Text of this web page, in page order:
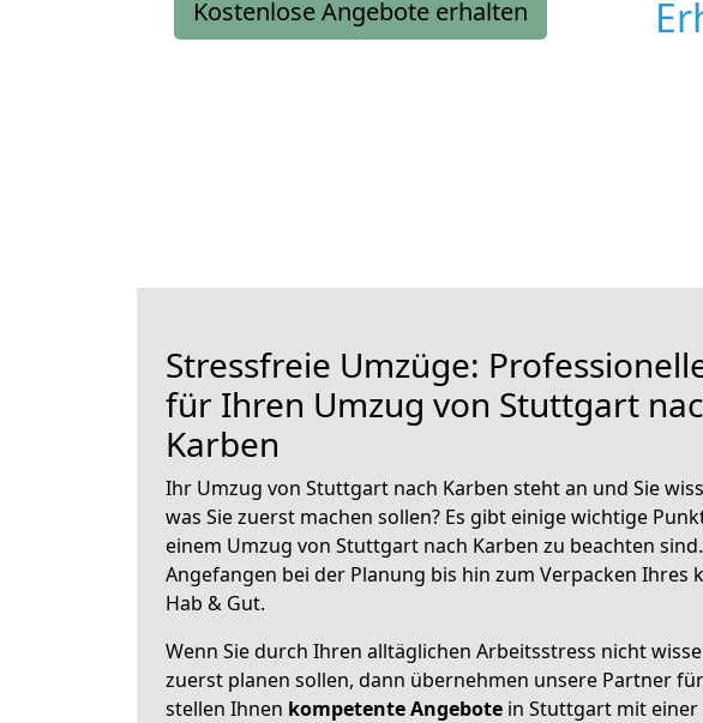
Kostenlose Angebote erhalten
Stressfreie Umzüge:
für Ihren Umzug von Stuttgart
Karben
Ihr Umzug von Stuttgart nach Karben steht an und Sie
was Sie zuerst machen sollen? Es gibt einige wichtige
einem Umzug von Stuttgart nach Karben zu beachten sind.
Angefangen bei der Planung bis hin zum Verpacken Ihres
Hab & Gut.
Wenn Sie durch Ihren alltäglichen Arbeitsstress nicht
zuerst planen sollen, dann übernehmen unsere Partner
stellen Ihnen kompetente Angebote in Stuttgart mit einer